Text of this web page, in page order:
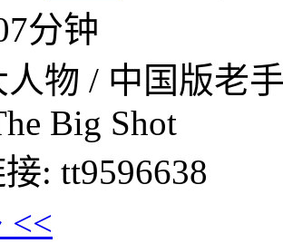
分钟
物 / 中国版老
Big Shot
: tt9596638
<<